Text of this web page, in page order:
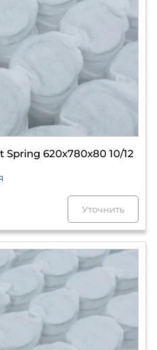
620х780х80 10/12
Уточнить